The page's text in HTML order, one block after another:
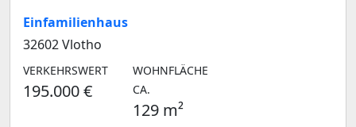
Einfamilienhaus
32602 Vlotho
VERKEHRSWERT
195.000 €
WOHNFLÄCHE
CA.
129 m²